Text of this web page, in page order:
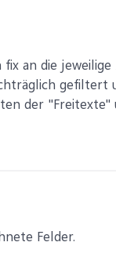
an die jeweilige
der "Freitexte"
Felder.